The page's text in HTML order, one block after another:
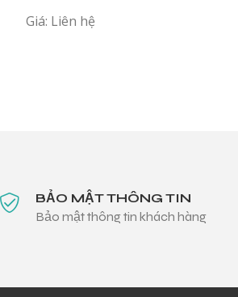
Giá: Liên hệ
BẢO MẬT THÔNG TIN
Bảo mật thông tin khách hàng